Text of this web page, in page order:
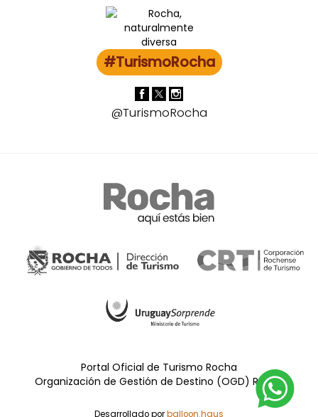
#TurismoRocha
@TurismoRocha
Portal Oficial de Turismo Rocha
Organización de Gestión de Destino (OGD) Rocha
Desarrollado porballoon.haus